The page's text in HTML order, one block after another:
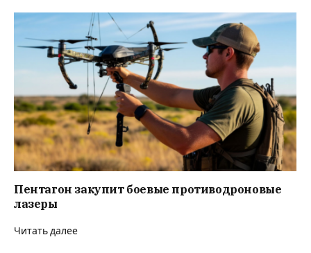
Пентагон закупит боевые противодроновые
лазеры
Читать далее